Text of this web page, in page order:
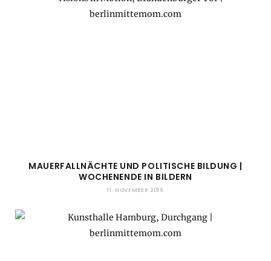
MAUERFALLNÄCHTE UND POLITISCHE BILDUNG |
WOCHENENDE IN BILDERN
11. NOVEMBER 2019